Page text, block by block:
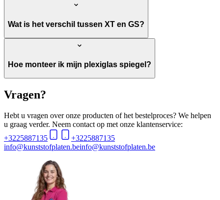
Wat is het verschil tussen XT en GS?
Hoe monteer ik mijn plexiglas spiegel?
Vragen?
Hebt u vragen over onze producten of het bestelproces? We helpen
u graag verder. Neem contact op met onze klantenservice:
+3225887135
+3225887135
info@kunststofplaten.beinfo@kunststofplaten.be